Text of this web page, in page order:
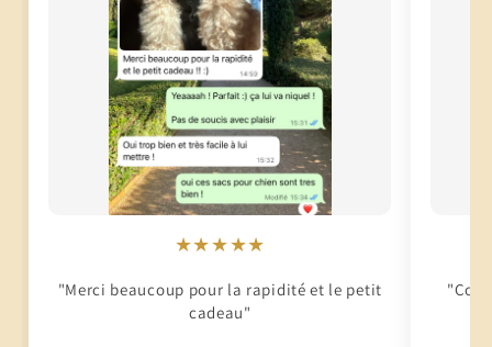
★★★★★
"Merci beaucoup pour la rapidité et le petit
cadeau"